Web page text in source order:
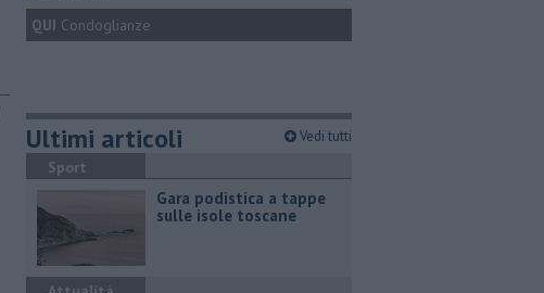
QUI Condoglianze
Ultimi articoli Vedi tutti
Sport
Gara podistica a tappe
sulle isole toscane